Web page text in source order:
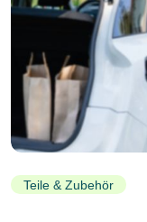
Teile & Zubehör